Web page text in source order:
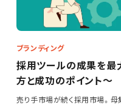
ブランディング
採用ツールの成果を最
方と成功のポイント～
売り手市場が続く採用市場。